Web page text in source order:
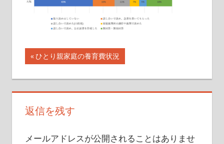
投
稿
ナ
ビ
ゲ
前
の
記
事:
ひとり親家庭の養育費状況
返信を残す
メールアドレスが公開されることはありませ